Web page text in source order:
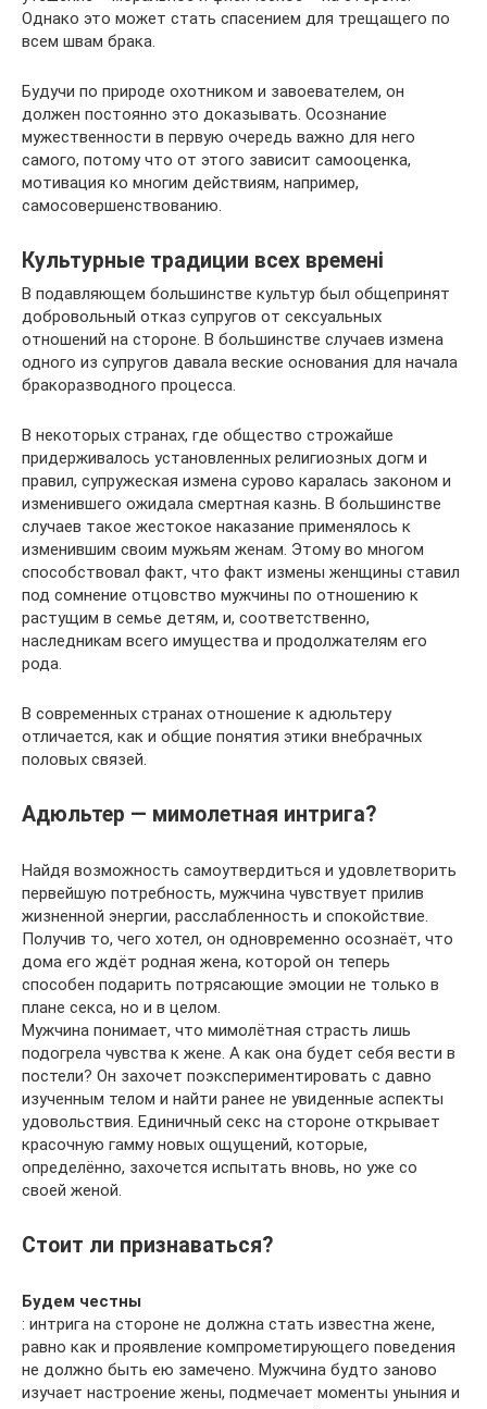
Однако это может стать спасением для трещащего по
всем швам брака.
Будучи по природе охотником и завоевателем, он
должен постоянно это доказывать. Осознание
мужественности в первую очередь важно для него
самого, потому что от этого зависит самооценка,
мотивация ко многим действиям, например,
самосовершенствованию.
Культурные традиции всех временi
В подавляющем большинстве культур был общепринят
добровольный отказ супругов от сексуальных
отношений на стороне. В большинстве случаев измена
одного из супругов давала веские основания для начала
бракоразводного процесса.
В некоторых странах, где общество строжайше
придерживалось установленных религиозных догм и
правил, супружеская измена сурово каралась законом и
изменившего ожидала смертная казнь. В большинстве
случаев такое жестокое наказание применялось к
изменившим своим мужьям женам. Этому во многом
способствовал факт, что факт измены женщины ставил
под сомнение отцовство мужчины по отношению к
растущим в семье детям, и, соответственно,
наследникам всего имущества и продолжателям его
рода.
В современных странах отношение к адюльтеру
отличается, как и общие понятия этики внебрачных
половых связей.
Адюльтер — мимолетная интрига?
Найдя возможность самоутвердиться и удовлетворить
первейшую потребность, мужчина чувствует прилив
жизненной энергии, расслабленность и спокойствие.
Получив то, чего хотел, он одновременно осознаёт, что
дома его ждёт родная жена, которой он теперь
способен подарить потрясающие эмоции не только в
плане секса, но и в целом.
Мужчина понимает, что мимолётная страсть лишь
подогрела чувства к жене. А как она будет себя вести в
постели? Он захочет поэкспериментировать с давно
изученным телом и найти ранее не увиденные аспекты
удовольствия. Единичный секс на стороне открывает
красочную гамму новых ощущений, которые,
определённо, захочется испытать вновь, но уже со
своей женой.
Стоит ли признаваться?
Будем честны
: интрига на стороне не должна стать известна жене,
равно как и проявление компрометирующего поведения
не должно быть ею замечено. Мужчина будто заново
изучает настроение жены, подмечает моменты уныния и